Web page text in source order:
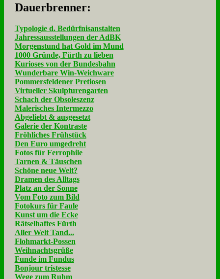
Dau­er­bren­ner:
Typologie d. Bedürfnisanstalten
Jahressausstellungen der AdBK
Morgenstund hat Gold im Mund
1000 Gründe, Fürth zu lieben
Kurioses von der Bundesbahn
Wunderbare Win-Weichware
Pommersfeldener Pretiosen
Virtueller Skulpturengarten
Schach der Obsoleszenz
Malerisches Intermezzo
Abgeliebt & ausgesetzt
Galerie der Kontraste
Fröhliches Frühstück
Den Euro umgedreht
Fotos für Ferrophile
Tarnen & Täuschen
Schöne neue Welt?
Dramen des Alltags
Platz an der Sonne
Vom Foto zum Bild
Fotokurs für Faule
Kunst um die Ecke
Rätselhaftes Fürth
Aller Welt Tand...
Flohmarkt-Possen
Weihnachtsgrüße
Funde im Fundus
Bonjour tristesse
Wege zum Ruhm